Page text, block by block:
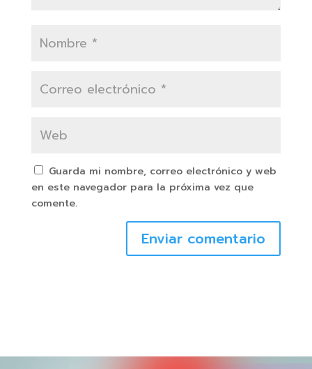
Guarda mi nombre, correo electrónico y web
en este navegador para la próxima vez que
comente.
Enviar comentario